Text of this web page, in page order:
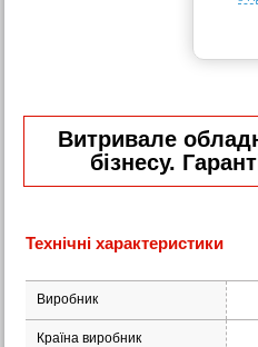
Витривале
бізнесу.
Технічні характеристики
Виробник
Країна виробник